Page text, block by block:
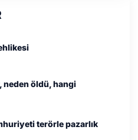
neden öldü, hangi
terörle pazarlık